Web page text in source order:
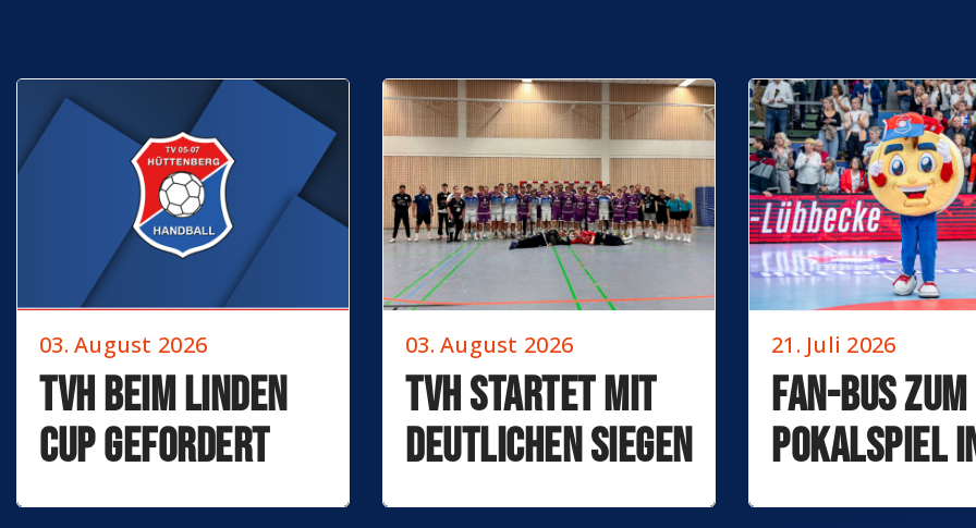
TVH beim Linden
Cup gefordert
03. August 2026
TVH startet mit
deutlichen Siegen
03. August 2026
Fan-Bus zum
Pokalspiel
Gelnhausen
21. Juli 2026